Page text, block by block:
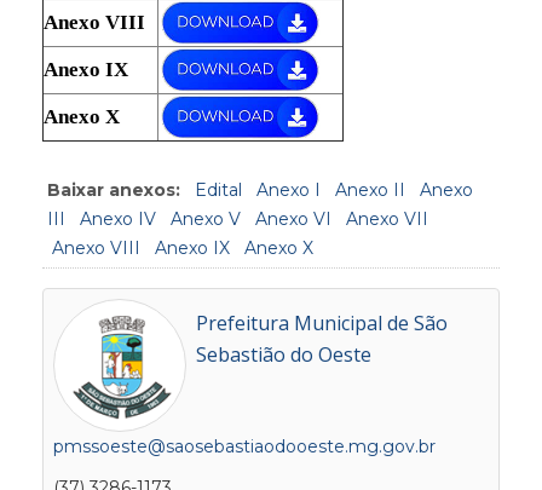
Anexo VIII
Anexo IX
Anexo X
Baixar anexos: Edital Anexo I Anexo II
Anexo
III
Anexo IV Anexo V Anexo VI
Anexo VII
Anexo VIII
Anexo IX Anexo X
Prefeitura Municipal de São
Sebastião do Oeste
pmssoeste@saosebastiaodooeste.mg.gov.br